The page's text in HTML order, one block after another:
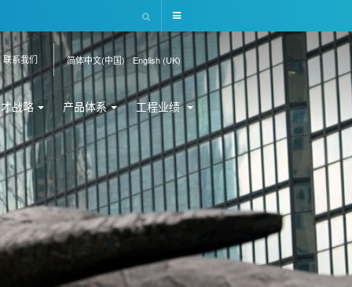
English (UK)
简体中文(中国)
联系我们
战略 产品体系 工程业绩